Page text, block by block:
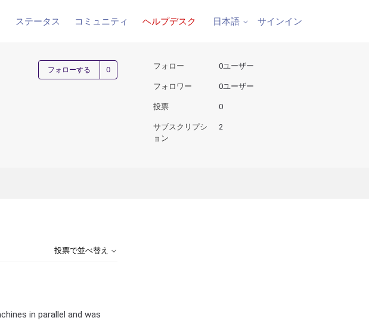
ステータス コミュニティ ヘルプデスク 日本語 サインイン
フォローする 0人がフォロー中
フォロー 0ユーザー
フォロワー 0ユーザー
投票 0
サブスクリプシ
ョン
2
投票で並べ替え
in parallel and was